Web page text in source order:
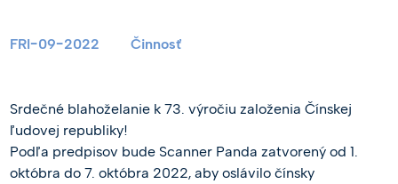
FRI-09-2022 Činnosť
Srdečné blahoželanie k 73. výročiu založenia Čínskej
ľudovej republiky!
Podľa predpisov bude Scanner Panda zatvorený od 1.
októbra do 7. októbra 2022, aby oslávilo čínsky